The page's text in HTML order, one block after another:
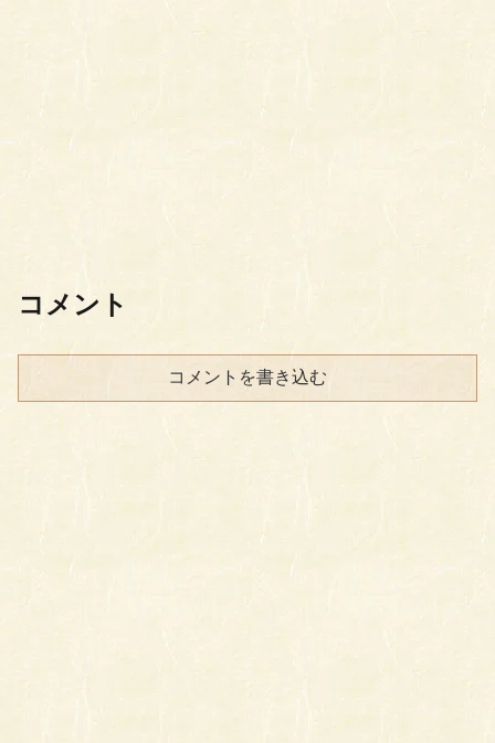
コメント
コメントを書き込む